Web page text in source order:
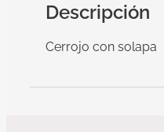
Descripción
Cerrojo con solapa